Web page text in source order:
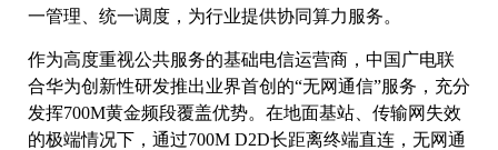
一管理、统一调度，为行业提供协同算力服务。
作为高度重视公共服务的基础电信运营商，中国广电联
合华为创新性研发推出业界首创的“无网通信”服务，充分
发挥700M黄金频段覆盖优势。在地面基站、传输网失效
的极端情况下，通过700M D2D长距离终端直连，无网通